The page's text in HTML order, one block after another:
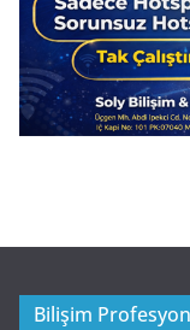
Bilişim